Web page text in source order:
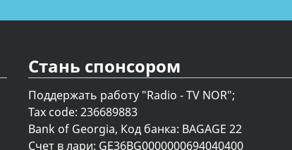
Стань спонсором
Поддержать работу "Radio - TV NOR";
Tax code: 236689883
Bank of Georgia, Код банка: BAGAGE 22
Счет в лари: GE36BG0000000694040400